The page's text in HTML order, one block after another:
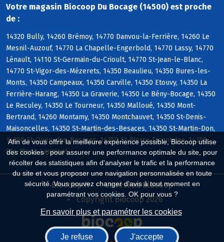
Afin de vous offrir la meilleure expérience possible, Biocoop utilise
des cookies : pour assurer une performance optimale du site, pour
récolter des statistiques afin d'analyser le trafic et la performance
du site et vous proposer une navigation personnalisée en toute
sécurité. Vous pouvez changer d'avis à tout moment en
paramétrant vos cookies. OK pour vous ?
En savoir plus et paramétrer les cookies
Je refuse J'accepte
Votre magasin Biocoop Du Bocage (14500) est proche
de :
14320 Bully, 14260 Brémoy, 14770 Danvou-la-Ferrière, 14260 Le
Mesnil-Auzouf, 14770 La Chapelle-Engerbold, 14770 Lassy, 14770
Lénault, 14110 St-Germain-du-Crioult, 14770 St-Jean-le-Blanc,
14770 St-Vigor-des-Mézerets, 14350 Beaulieu, 14350 Bures-les-
Monts, 14350 Campeaux, 14350 Carville, 14350 Etouvy, 14350 La
Ferrière-Harang, 14350 La Graverie, 14350 Le Bény-Bocage, 14350
Le Reculey, 14350 Le Tourneur, 14350 Malloué, 14350 Mont-
Bertrand, 14260 Montamy, 14350 Montchauvet, 14350 St-Denis-
Maisoncelles, 14350 St-Martin-des-Besaces, 14350 St-Martin-Don,
14350 St-Ouen-des-Besaces, 14350 St-Pierre-Tarentaine, 14350
Ste-Marie-Laumont
Biocoop.fr
Le réseau Biocoop
Copyright Biocoop 2026